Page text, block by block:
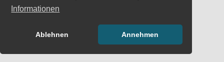
Informationen
Ablehnen Annehmen